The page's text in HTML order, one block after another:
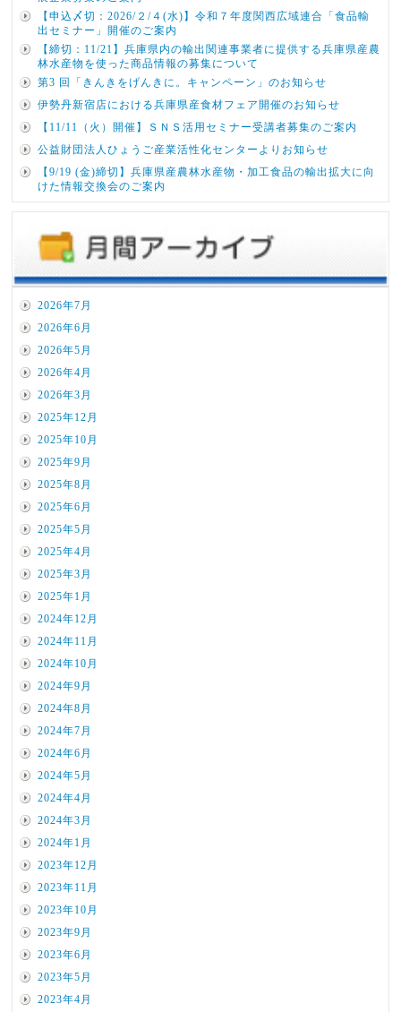
【申込〆切：2026/２/４(水)】令和７年度関西広域連合「食品輸
出セミナー」開催のご案内
【締切：11/21】兵庫県内の輸出関連事業者に提供する兵庫県産農
林水産物を使った商品情報の募集について
第3 回「きんきをげんきに。キャンペーン」のお知らせ
伊勢丹新宿店における兵庫県産食材フェア開催のお知らせ
【11/11（火）開催】ＳＮＳ活用セミナー受講者募集のご案内
公益財団法人ひょうご産業活性化センターよりお知らせ
【9/19 (金)締切】兵庫県産農林水産物・加工食品の輸出拡大に向
けた情報交換会のご案内
2026年7月
2026年6月
2026年5月
2026年4月
2026年3月
2025年12月
2025年10月
2025年9月
2025年8月
2025年6月
2025年5月
2025年4月
2025年3月
2025年1月
2024年12月
2024年11月
2024年10月
2024年9月
2024年8月
2024年7月
2024年6月
2024年5月
2024年4月
2024年3月
2024年1月
2023年12月
2023年11月
2023年10月
2023年9月
2023年6月
2023年5月
2023年4月